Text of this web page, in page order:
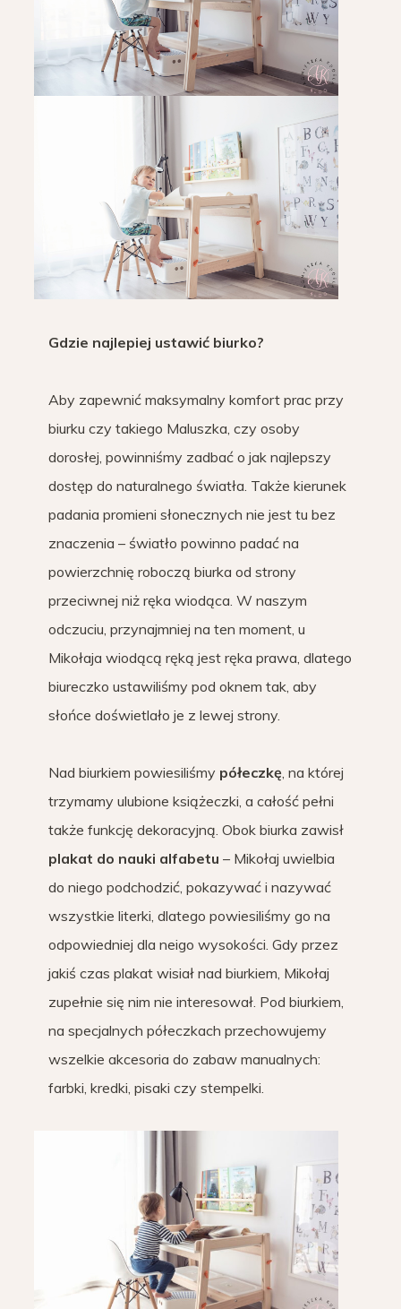
Gdzie najlepiej ustawić biurko?
Aby zapewnić maksymalny komfort prac przy
biurku czy takiego Maluszka, czy osoby
dorosłej, powinniśmy zadbać o jak najlepszy
dostęp do naturalnego światła. Także kierunek
padania promieni słonecznych nie jest tu bez
znaczenia – światło powinno padać na
powierzchnię roboczą biurka od strony
przeciwnej niż ręka wiodąca. W naszym
odczuciu, przynajmniej na ten moment, u
Mikołaja wiodącą ręką jest ręka prawa, dlatego
biureczko ustawiliśmy pod oknem tak, aby
słońce doświetlało je z lewej strony.
Nad biurkiem powiesiliśmy półeczkę, na której
trzymamy ulubione książeczki, a całość pełni
także funkcję dekoracyjną. Obok biurka zawisł
plakat do nauki alfabetu – Mikołaj uwielbia
do niego podchodzić, pokazywać i nazywać
wszystkie literki, dlatego powiesiliśmy go na
odpowiedniej dla neigo wysokości. Gdy przez
jakiś czas plakat wisiał nad biurkiem, Mikołaj
zupełnie się nim nie interesował. Pod biurkiem,
na specjalnych półeczkach przechowujemy
wszelkie akcesoria do zabaw manualnych:
farbki, kredki, pisaki czy stempelki.